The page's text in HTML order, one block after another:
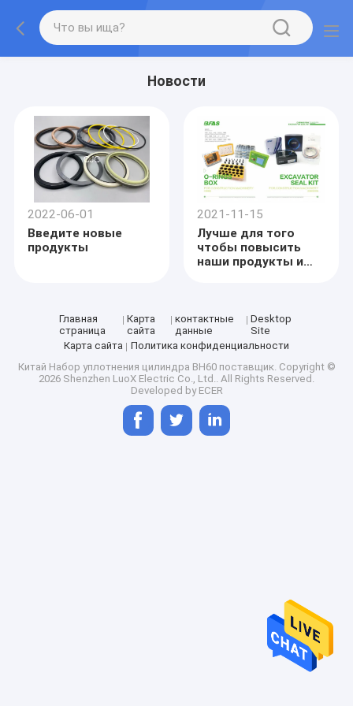
Новости
2022-06-01
Введите новые
продукты
2021-11-15
Лучше для того
чтобы повысить
наши продукты и
наш вебсайт.
Главная
страница
Карта
сайта
контактные
данные
Desktop
Site
Карта сайта
Политика конфиденциальности
Китай Набор уплотнения цилиндра BH60 поставщик. Copyright ©
2026 Shenzhen LuoX Electric Co., Ltd.. All Rights Reserved.
Developed by ECER